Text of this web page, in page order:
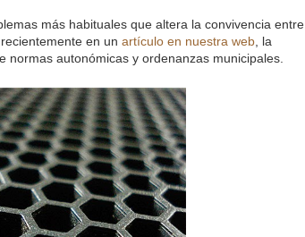
más habituales que altera la convivencia entre
en un artículo en nuestra web , la
normas autonómicas y ordenanzas municipales.